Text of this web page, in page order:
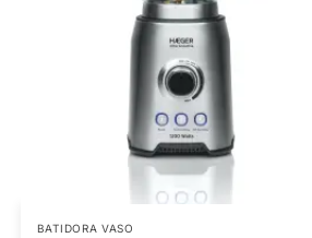
BATIDORA VASO